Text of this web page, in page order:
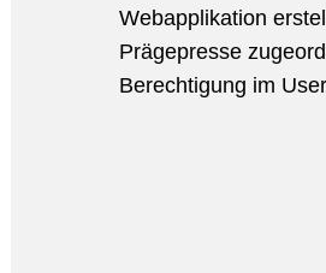
Webapplikation
Prägepresse
Berechtigung im